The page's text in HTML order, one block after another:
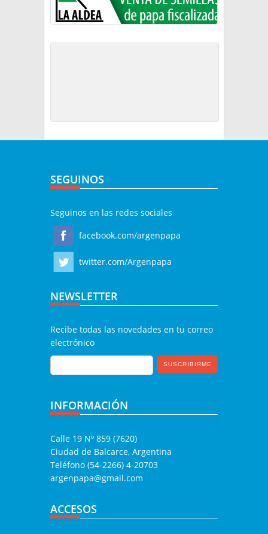
SEGUINOS
Seguinos en las redes sociales
facebook.com/argenpapa
twitter.com/Argenpapa
NEWSLETTER
Recibe todas las novedades en tu correo
electrónico
INFORMACIÓN
Calle 19 Nº 859 (7620)
Ciudad de Balcarce, Argentina
Teléfono (54-2266) 4-20703
argenpapa@gmail.com
ACCESOS